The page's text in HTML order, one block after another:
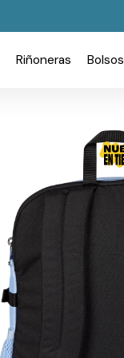
Riñoneras